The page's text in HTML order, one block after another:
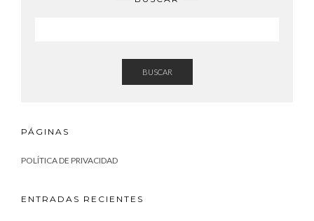
BUSCAR
PÁGINAS
POLÍTICA DE PRIVACIDAD
ENTRADAS RECIENTES